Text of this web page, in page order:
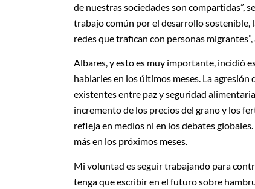
de nuestras sociedades son compartidas”,
trabajo común por el desarrollo sostenible,
redes que trafican con personas
Albares, y esto es muy importante, incidió
hablarles en los últimos meses. La
existentes entre paz y seguridad
incremento de los precios del grano y los
refleja en medios ni en los debates
más en los próximos meses.
Mi voluntad es seguir trabajando para
tenga que escribir en el futuro sobre